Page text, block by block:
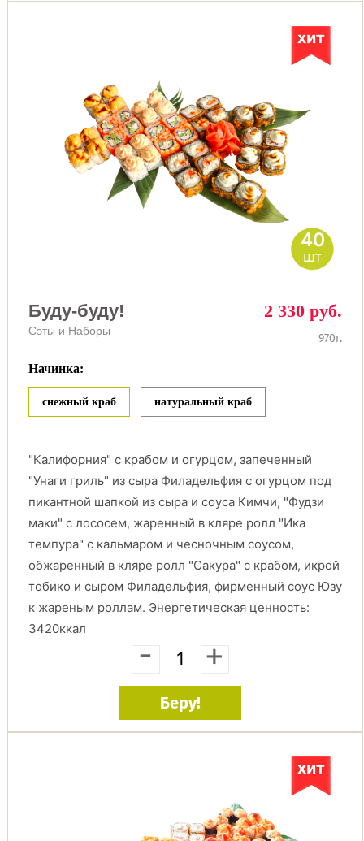
40
шт
Буду-буду!
Сэты и Наборы
2 330 руб.
970г.
Начинка:
снежный краб натуральный краб
"Калифорния" с крабом и огурцом, запеченный
"Унаги гриль" из сыра Филадельфия с огурцом под
пикантной шапкой из сыра и соуса Кимчи, "Фудзи
маки" с лососем, жаренный в кляре ролл "Ика
темпура" с кальмаром и чесночным соусом,
обжаренный в кляре ролл "Сакура" с крабом, икрой
тобико и сыром Филадельфия, фирменный соус Юзу
к жареным роллам. Энергетическая ценность:
3420ккал
- +
Беру!